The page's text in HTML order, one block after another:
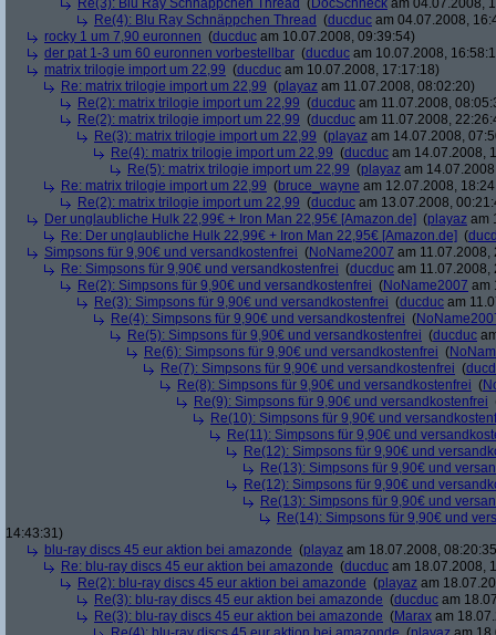
Re(3): Blu Ray Schnäppchen Thread (DocSchneck am 04.07.2008,
Re(4): Blu Ray Schnäppchen Thread (ducduc am 04.07.2008,
rocky 1 um 7,90 euronnen (ducduc am 10.07.2008, 09:39:54)
der pat 1-3 um 60 euronnen vorbestellbar (ducduc am 10.07.2008,
matrix trilogie import um 22,99 (ducduc am 10.07.2008, 17:17:18)
Re: matrix trilogie import um 22,99 (playaz am 11.07.2008, 08:02:20)
Re(2): matrix trilogie import um 22,99 (ducduc am 11.07.2008,
Re(2): matrix trilogie import um 22,99 (ducduc am 11.07.2008,
Re(3): matrix trilogie import um 22,99 (playaz am 14.07.2008,
Re(4): matrix trilogie import um 22,99 (ducduc am 14.07.2008,
Re(5): matrix trilogie import um 22,99 (playaz am
Re: matrix trilogie import um 22,99 (bruce_wayne am 12.07.2008,
Re(2): matrix trilogie import um 22,99 (ducduc am 13.07.2008,
Der unglaubliche Hulk 22,99€ + Iron Man 22,95€ [Amazon.de] (playaz am
Re: Der unglaubliche Hulk 22,99€ + Iron Man 22,95€ [Amazon.de] (
Simpsons für 9,90€ und versandkostenfrei (NoName2007 am 11.07.2008,
Re: Simpsons für 9,90€ und versandkostenfrei (ducduc am 11.07.2008,
Re(2): Simpsons für 9,90€ und versandkostenfrei (NoName2007 am
Re(3): Simpsons für 9,90€ und versandkostenfrei (ducduc am
Re(4): Simpsons für 9,90€ und versandkostenfrei (
Re(5): Simpsons für 9,90€ und versandkostenfrei (ducduc
Re(6): Simpsons für 9,90€ und versandkostenfrei (
Re(7): Simpsons für 9,90€ und versandkostenfrei (
Re(8): Simpsons für 9,90€ und versandkostenfrei (
Re(9): Simpsons für 9,90€ und versandkostenfrei
Re(10): Simpsons für 9,90€ und
Re(11): Simpsons für 9,90€ und
Re(12): Simpsons für 9,90€ und
Re(13): Simpsons für 9,90€ und
Re(12): Simpsons für 9,90€ und
Re(13): Simpsons für 9,90€ und
Re(14): Simpsons für 9,90€ und
14:43:31)
blu-ray discs 45 eur aktion bei amazonde (playaz am 18.07.2008,
Re: blu-ray discs 45 eur aktion bei amazonde (ducduc am 18.07.2008,
Re(2): blu-ray discs 45 eur aktion bei amazonde (playaz am
Re(3): blu-ray discs 45 eur aktion bei amazonde (ducduc am
Re(3): blu-ray discs 45 eur aktion bei amazonde (Marax am